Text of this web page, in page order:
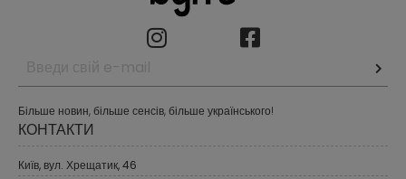
Більше новин, більше сенсів, більше українського!
КОНТАКТИ
Київ, вул. Хрещатик, 46